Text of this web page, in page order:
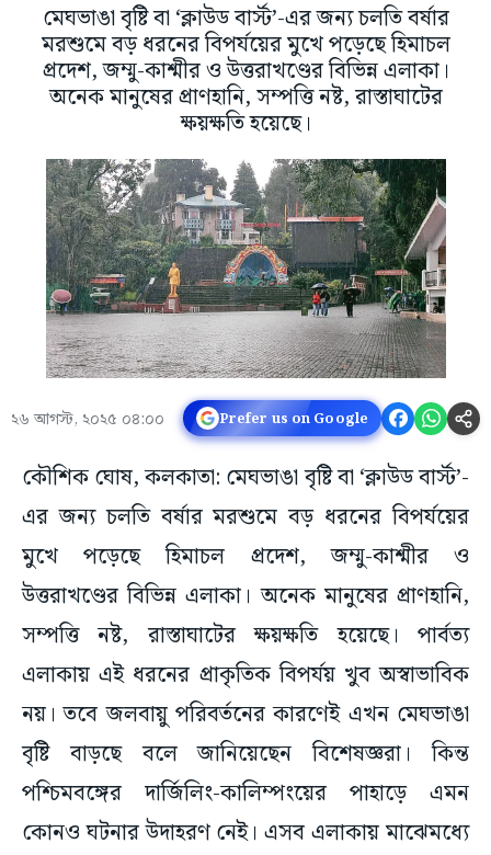
মেঘভাঙা বৃষ্টি বা ‘ক্লাউড বার্স্ট’-এর জন্য চলতি বর্ষার
মরশুমে বড় ধরনের বিপর্যয়ের মুখে পড়েছে হিমাচল
প্রদেশ, জম্মু-কাশ্মীর ও উত্তরাখণ্ডের বিভিন্ন এলাকা।
অনেক মানুষের প্রাণহানি, সম্পত্তি নষ্ট, রাস্তাঘাটের
ক্ষয়ক্ষতি হয়েছে।
২৬ আগস্ট, ২০২৫ ০৪:০০ Prefer us on Google
কৌশিক ঘোষ, কলকাতা: মেঘভাঙা বৃষ্টি বা ‘ক্লাউড বার্স্ট’-
এর জন্য চলতি বর্ষার মরশুমে বড় ধরনের বিপর্যয়ের
মুখে পড়েছে হিমাচল প্রদেশ, জম্মু-কাশ্মীর ও
উত্তরাখণ্ডের বিভিন্ন এলাকা। অনেক মানুষের প্রাণহানি,
সম্পত্তি নষ্ট, রাস্তাঘাটের ক্ষয়ক্ষতি হয়েছে। পার্বত্য
এলাকায় এই ধরনের প্রাকৃতিক বিপর্যয় খুব অস্বাভাবিক
নয়। তবে জলবায়ু পরিবর্তনের কারণেই এখন মেঘভাঙা
বৃষ্টি বাড়ছে বলে জানিয়েছেন বিশেষজ্ঞরা। কিন্ত
পশ্চিমবঙ্গের দার্জিলিং-কালিম্পংয়ের পাহাড়ে এমন
কোনও ঘটনার উদাহরণ নেই। এসব এলাকায় মাঝেমধ্যে